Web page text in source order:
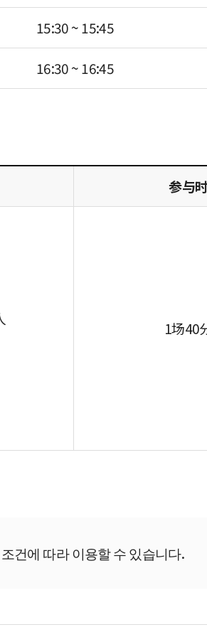
15:30 ~ 15:45
16:30 ~ 16:45
参与
1场40
건에 따라 이용할 수 있습니다.